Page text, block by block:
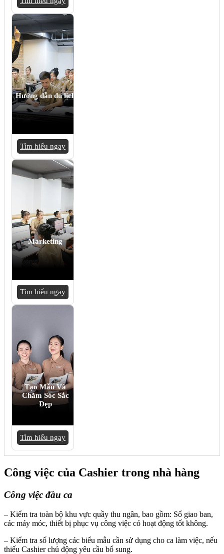
Hướng dẫn du lịch
Tìm hiểu ngay
Marketing
Tìm hiểu ngay
Tạo Mẫu Và
Chăm Sóc Sắc
Đẹp
Tìm hiểu ngay
Công việc của Cashier trong nhà hàng
Công việc đầu ca
– Kiểm tra toàn bộ khu vực quầy thu ngân, bao gồm: Sổ giao ban,
các máy móc, thiết bị phục vụ công việc có hoạt động tốt không.
– Kiểm tra số lượng các biểu mẫu cần sử dụng cho ca làm việc, nếu
thiếu Cashier chủ động yêu cầu bổ sung.